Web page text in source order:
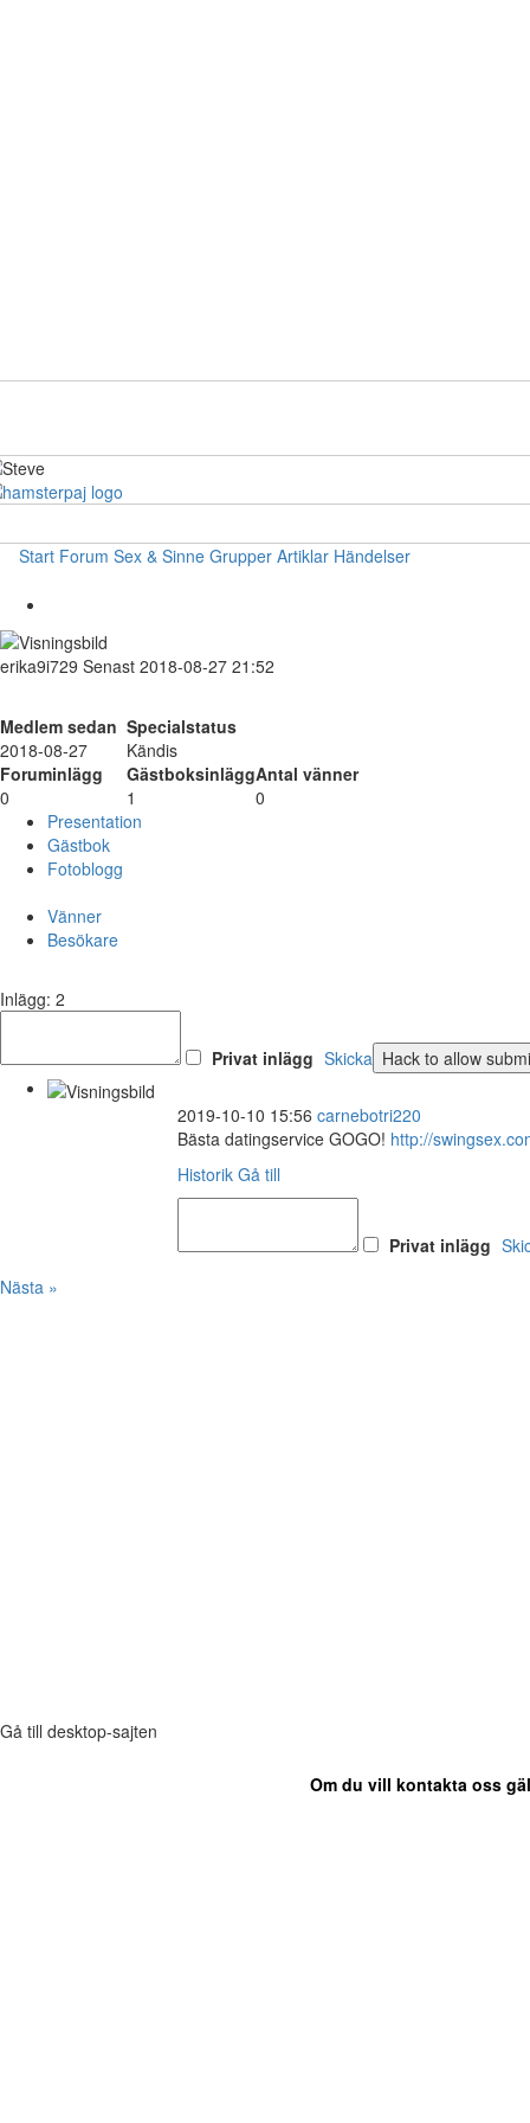
Start Forum Sex & Sinne Grupper Artiklar Händelser
erika9i729 Senast 2018-08-27 21:52
Medlem sedan Specialstatus
2018-08-27
Kändis
Foruminlägg
GästboksinläggAntal vänner
0
1
0
Presentation
Gästbok
Fotoblogg
Vänner
Besökare
Inlägg: 2
Privat inlägg Skicka
2019-10-10 15:56 carnebotri220
Bästa datingservice GOGO! http://
Historik Gå till
Privat inlägg
Nästa »
Gå till desktop-sajten
Om du vill kontakta oss